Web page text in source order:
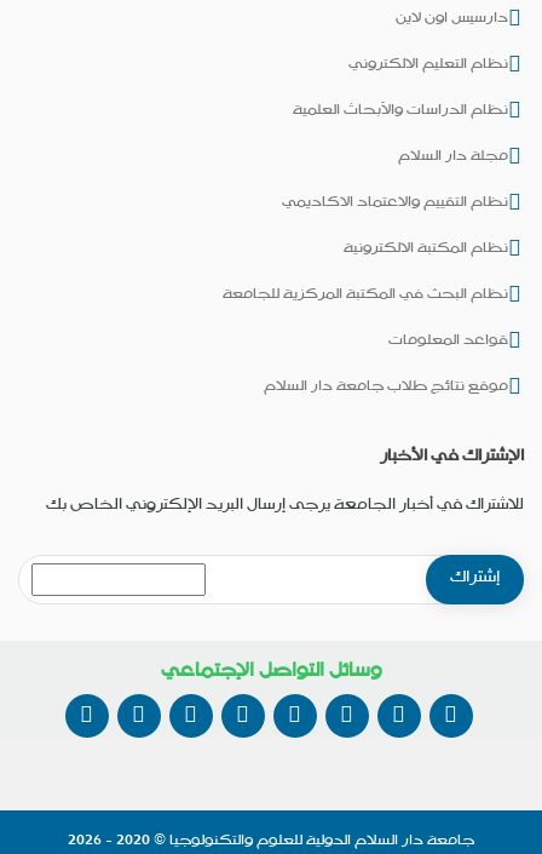
دارسيس اون لاين
نظام التعليم الالكتروني
نظام الدراسات والأبحاث العلمية
مجلة دار السلام
نظام التقييم والاعتماد الاكاديمي
نظام المكتبة الالكترونية
نظام البحث في المكتبة المركزية للجامعة
قواعد المعلومات
موقع نتائج طلاب جامعة دار السلام
الإشتراك في الأخبار
للاشتراك في أخبار الجامعة يرجى إرسال البريد الإلكتروني الخاص بك
وسائل التواصل الإجتماعي
جامعة دار السلام الدولية للعلوم والتكنولوجيا© 2020 - 2026